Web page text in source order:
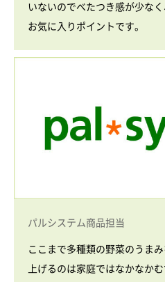
いないのでべたつき感が少な
お気に入りポイントです。
パルシステム商品担当
ここまで多種類の野菜のうま
上げるのは家庭ではなかなか